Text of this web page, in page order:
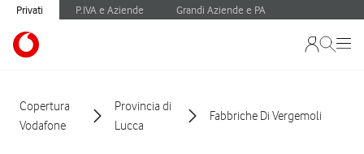
Privati P.IVA e Aziende Grandi Aziende e PA
Copertura
Vodafone
Provincia di
Lucca
Fabbriche Di Vergemoli